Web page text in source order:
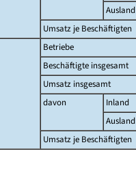
Ausland
Umsatz je Beschäftigten
Betriebe
Beschäftigte insgesamt
Umsatz insgesamt
davon
Inland
Ausland
Umsatz je Beschäftigten